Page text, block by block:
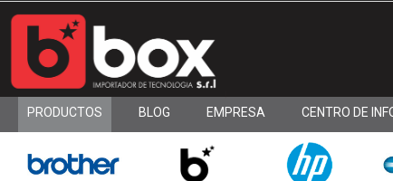
PRODUCTOS BLOG EMPRESA CENTRO DE